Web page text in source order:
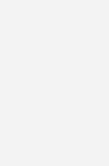
günstigsten „Bunker-
Preise dann in
etwas an.
(DEPI) den
wird zur